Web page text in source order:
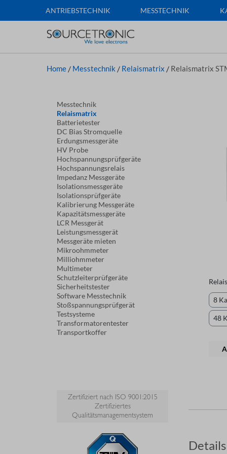
ANTRIEBSTECHNIK MESSTECHNIK
Home / Messtechnik / Relaismatrix / Relaismatrix
Messtechnik
Relaismatrix
Batterietester
DC Bias Stromquelle
Erdungsmessgeräte
HV Probe
Hochspannungsprüfgeräte
Hochspannungsrelais
Impedanz Messgeräte
Isolationsmessgeräte
Isolationsprüfgeräte
Kalibrierung Messgeräte
Kapazitätsmessgeräte
LCR Messgerät
Leistungsmessgerät
Messgeräte mieten
Mikroohmmeter
Milliohmmeter
Multimeter
Schutzleiterprüfgeräte
Sicherheitstester
Software Messtechnik
Stoßspannungsprüfgerät
Testsysteme
Transformatorentester
Transportkoffer
Zertifiziert nach ISO 9001:2015
Zertifiziertes
Qualitätsmanagementsystem
8
48
Details